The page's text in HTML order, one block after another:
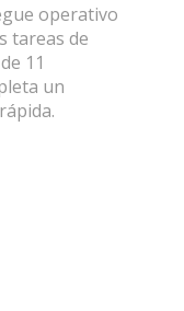
operativo
tareas de
11
un